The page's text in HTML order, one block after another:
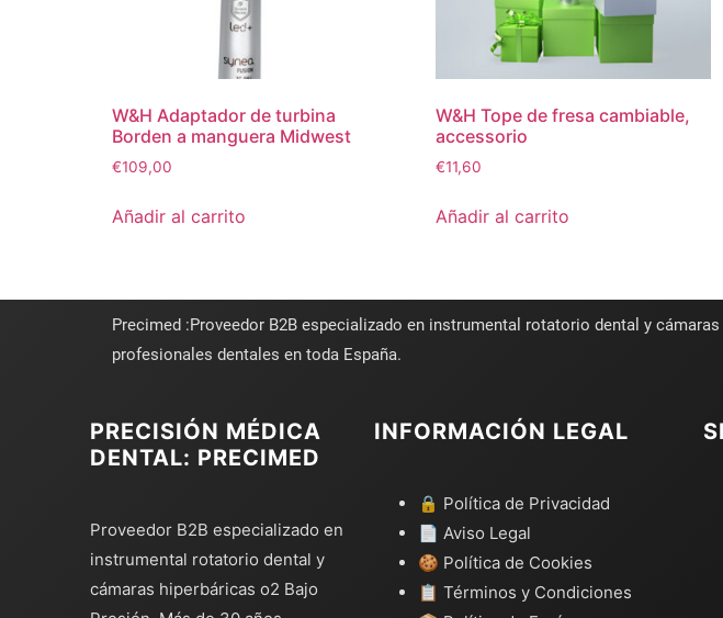
W&H Adaptador de turbina
Borden a manguera Midwest
€109,00
Añadir al carrito
W&H Tope de fresa cambiable,
accessorio
€11,60
Añadir al carrito
Precimed :Proveedor B2B especializado en instrumental rotatorio dental y
profesionales dentales en toda España.
PRECISIÓN MÉDICA
DENTAL: PRECIMED
Proveedor B2B especializado en
instrumental rotatorio dental y
cámaras hiperbáricas o2 Bajo
INFORMACIÓN LEGAL
🔒 Política de Privacidad
📄 Aviso Legal
🍪 Política de Cookies
📋 Términos y Condiciones